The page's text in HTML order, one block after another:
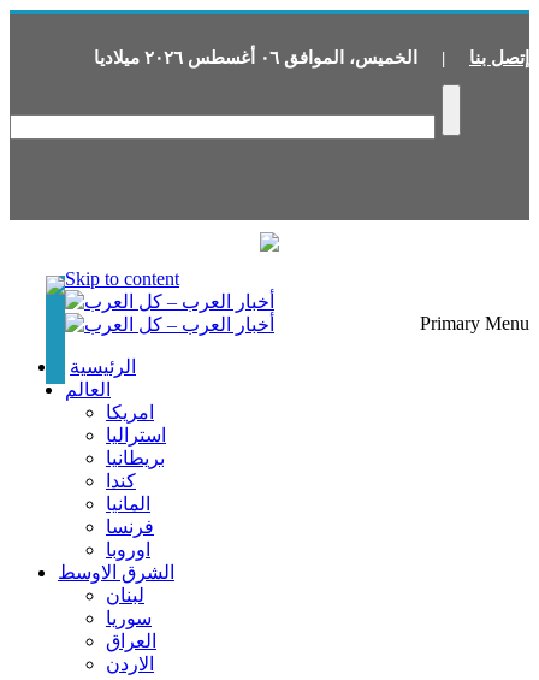
إتصل بنا | الخميس، الموافق ٠٦ أغسطس ٢٠٢٦ ميلاديا
Skip to content
Primary Menu
الرئيسية
العالم
امريكا
استراليا
بريطانيا
كندا
المانيا
فرنسا
اوروبا
الشرق الاوسط
لبنان
سوريا
العراق
الاردن